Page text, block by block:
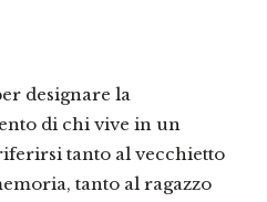
designare la
di chi vive in un
tanto al vecchietto
tanto al ragazzo